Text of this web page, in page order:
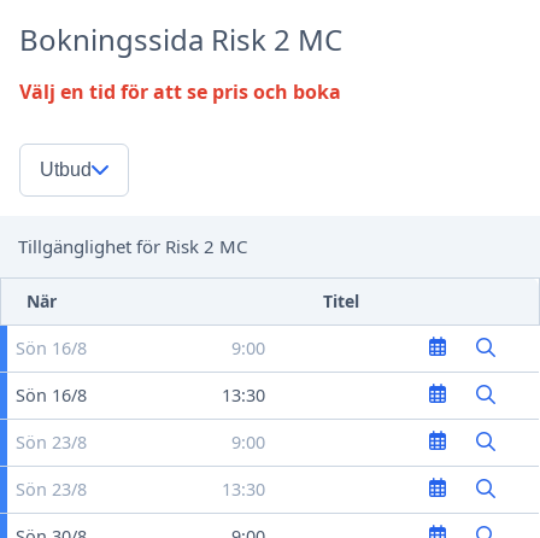
Bokningssida Risk 2 MC
Välj en tid för att se pris och boka
Utbud
Tillgänglighet för Risk 2 MC
När Titel
Sön 16/8 9:00
Sön 16/8 13:30
Sön 23/8 9:00
Sön 23/8 13:30